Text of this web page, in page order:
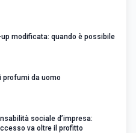
modificata: quando è possibile
profumi da uomo
sociale d’impresa:
va oltre il profitto